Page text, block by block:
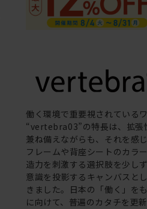
働く環境で重要視されている
“vertebra03”の特長は、拡張
兼ね備えながらも、それを感
フレームや背座シートのカラ
造力を刺激する選択肢を少し
意識を投影するキャンバスと
きました。日本の「働く」を
に向けて、普遍のカタチを更